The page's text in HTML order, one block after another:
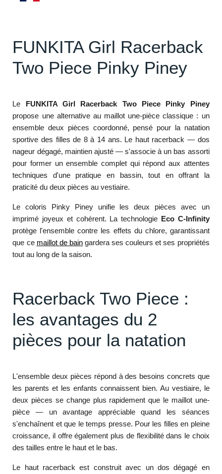
FUNKITA Girl Racerback
Two Piece Pinky Piney
Le FUNKITA Girl Racerback Two Piece Pinky Piney
propose une alternative au maillot une-pièce classique : un
ensemble deux pièces coordonné, pensé pour la natation
sportive des filles de 8 à 14 ans. Le haut racerback — dos
nageur dégagé, maintien ajusté — s'associe à un bas assorti
pour former un ensemble complet qui répond aux attentes
techniques d'une pratique en bassin, tout en offrant la
praticité du deux pièces au vestiaire.
Le coloris Pinky Piney unifie les deux pièces avec un
imprimé joyeux et cohérent. La technologie Eco C-Infinity
protège l'ensemble contre les effets du chlore, garantissant
que ce maillot de baingardera ses couleurs et ses propriétés
tout au long de la saison.
Racerback Two Piece :
les avantages du 2
pièces pour la natation
L'ensemble deux pièces répond à des besoins concrets que
les parents et les enfants connaissent bien. Au vestiaire, le
deux pièces se change plus rapidement que le maillot une-
pièce — un avantage appréciable quand les séances
s'enchaînent et que le temps presse. Pour les filles en pleine
croissance, il offre également plus de flexibilité dans le choix
des tailles entre le haut et le bas.
Le haut racerback est construit avec un dos dégagé en